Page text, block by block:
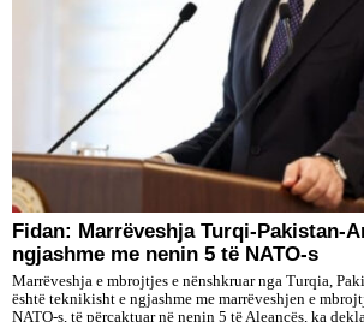
Fidan: Marrëveshja Turqi-Pakistan-
ngjashme me nenin 5 të NATO-s
Marrëveshja e mbrojtjes e nënshkruar nga Turqia,
është teknikisht e ngjashme me marrëveshjen e
NATO-s, të përcaktuar në nenin 5 të Aleancës, ka